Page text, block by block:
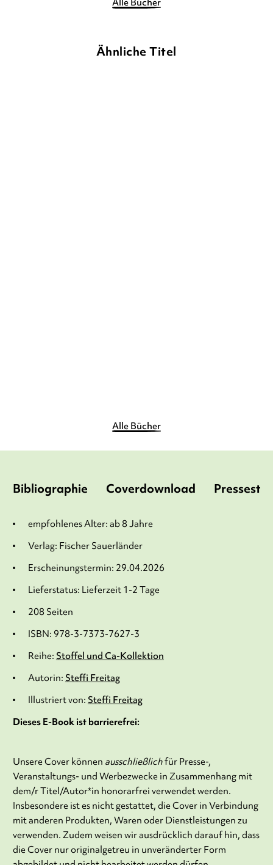
Ähnliche Titel
Alle Bücher
Bibliographie Coverdownload
Verlag: Fischer Sauerländer
Erscheinungstermin: 29.04.2026
Lieferstatus: Lieferzeit 1-2 Tage
ISBN: 978-3-7373-7627-3
208 Seiten
Reihe: Stoffel und Ca-Kollektion
Autorin: Steffi Freitag
Illustriert von: Steffi Freitag
empfohlenes Alter: ab 8 Jahre
Dieses E-Book ist barrierefrei:
Unsere Cover können ausschließlichfür Presse-,
Veranstaltungs- und Werbezwecke in Zusammenhang mit
dem/r Titel/Autor*in honorarfrei verwendet werden.
Insbesondere ist es nicht gestattet, die Cover in Verbindung
mit anderen Produkten, Waren oder Dienstleistungen zu
verwenden. Zudem weisen wir ausdrücklich darauf hin, dass
die Cover nur originalgetreu in unveränderter Form